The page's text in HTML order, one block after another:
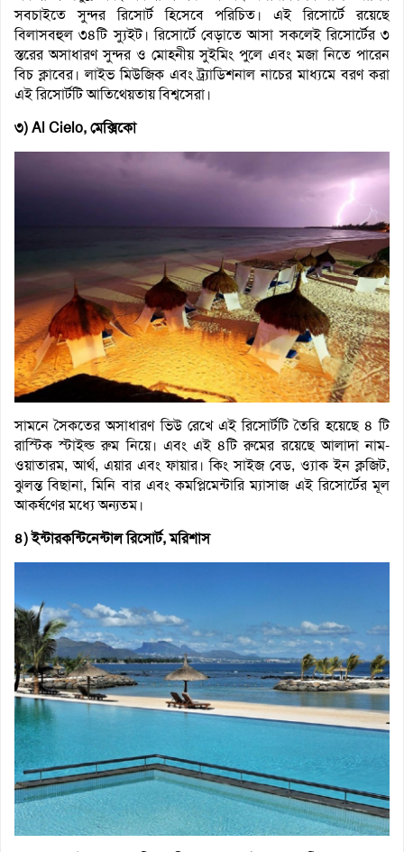
সবচাইতে সুন্দর রিসোর্ট হিসেবে পরিচিত। এই রিসোর্টে রয়েছে
বিলাসবহুল ৩৪টি স্যুইট। রিসোর্টে বেড়াতে আসা সকলেই রিসোর্টের ৩
স্তরের অসাধারণ সুন্দর ও মোহনীয় সুইমিং পুলে এবং মজা নিতে পারেন
বিচ ক্লাবের। লাইভ মিউজিক এবং ট্র্যাডিশনাল নাচের মাধ্যমে বরণ করা
এই রিসোর্টটি আতিথেয়তায় বিশ্বসেরা।
৩) Al Cielo, মেক্সিকো
সামনে সৈকতের অসাধারণ ভিউ রেখে এই রিসোর্টটি তৈরি হয়েছে ৪ টি
রাস্টিক স্টাইল্ড রুম নিয়ে। এবং এই ৪টি রুমের রয়েছে আলাদা নাম-
ওয়াতারম, আর্থ, এয়ার এবং ফায়ার। কিং সাইজ বেড, ও্যাক ইন ক্লজিট,
ঝুলন্ত বিছানা, মিনি বার এবং কমপ্লিমেন্টারি ম্যাসাজ এই রিসোর্টের মূল
আকর্ষণের মধ্যে অন্যতম।
৪) ইন্টারকন্টিনেন্টাল রিসোর্ট, মরিশাস